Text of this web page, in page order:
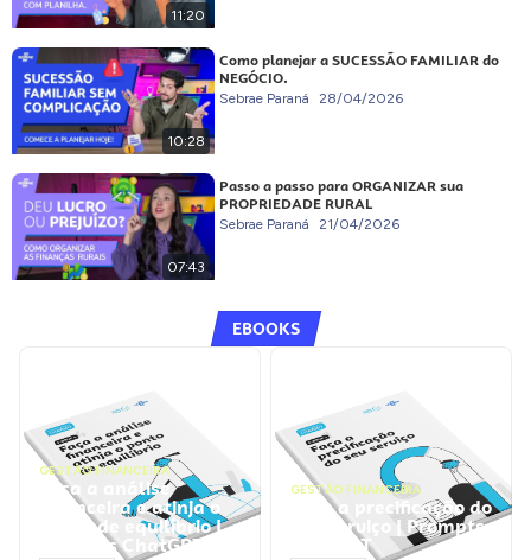
11:20
10:28
Como planejar a SUCESSÃO FAMILIAR do
NEGÓCIO.
Sebrae Paraná 28/04/2026
07:43
Passo a passo para ORGANIZAR sua
PROPRIEDADE RURAL
Sebrae Paraná 21/04/2026
EBOOKS
GESTÃO FINANCEIRA
Faça a análise
financeira e atinja o
ponto de equilíbrio |
Prompts ChatGPT
GESTÃO FINANCEIRA
Faça a precificação do
seu serviço | Prompts
ChatGPT